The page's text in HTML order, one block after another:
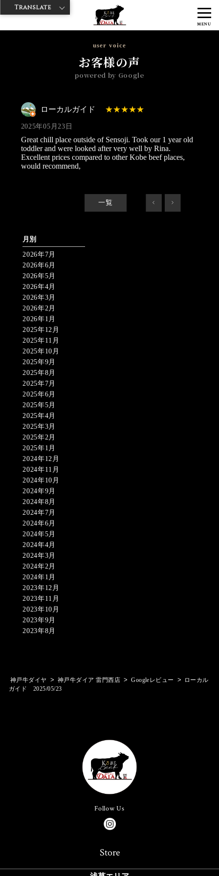
MENU
神戸牛ダイヤ > 神戸牛ダイア 雷門西店
ローカル
user voice
お客様の声
powered by Google
ローカルガイド
2025年05月23日
Great chill place outside of Sensoji. Took our 1 year old
toddler and were looked after very well by Rina.
Excellent prices compared to other Kobe beef places,
would recommend,
一覧 < >
月別
2026年7月
2026年6月
2026年5月
2026年4月
2026年3月
2026年2月
2026年1月
2025年12月
2025年11月
2025年10月
2025年9月
2025年8月
2025年7月
2025年6月
2025年5月
2025年4月
2025年3月
2025年2月
2025年1月
2024年12月
2024年11月
2024年10月
2024年9月
2024年8月
2024年7月
2024年6月
2024年5月
2024年4月
2024年3月
2024年2月
2024年1月
2023年12月
2023年11月
2023年10月
2023年9月
2023年8月
神戸牛ダイヤ > 神戸牛ダイア 雷門西店 > Googleレビュー >
ローカル
ガイド 2025/05/23
Follow Us
Store
Translate